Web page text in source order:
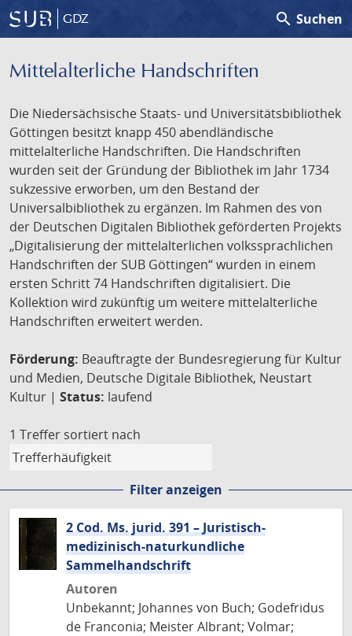
GDZ search Suchen
Mittelalterliche Handschriften
Die Niedersächsische Staats- und Universitätsbibliothek
Göttingen besitzt knapp 450 abendländische
mittelalterliche Handschriften. Die Handschriften
wurden seit der Gründung der Bibliothek im Jahr 1734
sukzessive erworben, um den Bestand der
Universalbibliothek zu ergänzen. Im Rahmen des von
der Deutschen Digitalen Bibliothek geförderten Projekts
„Digitalisierung der mittelalterlichen volkssprachlichen
Handschriften der SUB Göttingen“ wurden in einem
ersten Schritt 74 Handschriften digitalisiert. Die
Kollektion wird zukünftig um weitere mittelalterliche
Handschriften erweitert werden.
Förderung: Beauftragte der Bundesregierung für Kultur
und Medien, Deutsche Digitale Bibliothek, Neustart
Kultur | Status: laufend
1 Treffer sortiert nach
Filter anzeigen
2 Cod. Ms. jurid. 391 – Juristisch-
medizinisch-naturkundliche
Sammelhandschrift
Autoren
Unbekannt; Johannes von Buch; Godefridus
de Franconia; Meister Albrant; Volmar;